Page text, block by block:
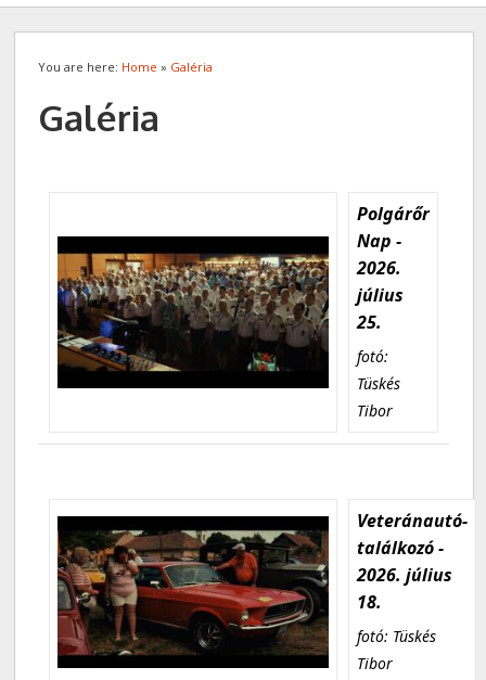
You are here: Home » Galéria
Galéria
Polgárőr
Nap -
2026.
július
25.
fotó:
Tüskés
Tibor
Veteránautó-
találkozó -
2026. július
18.
fotó: Tüskés
Tibor